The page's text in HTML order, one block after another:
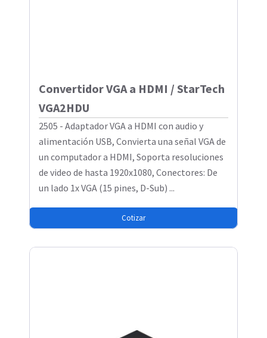
Convertidor VGA a HDMI / StarTech
VGA2HDU
2505 - Adaptador VGA a HDMI con audio y
alimentación USB, Convierta una señal VGA de
un computador a HDMI, Soporta resoluciones
de video de hasta 1920x1080, Conectores: De
un lado 1x VGA (15 pines, D-Sub) ...
Cotizar